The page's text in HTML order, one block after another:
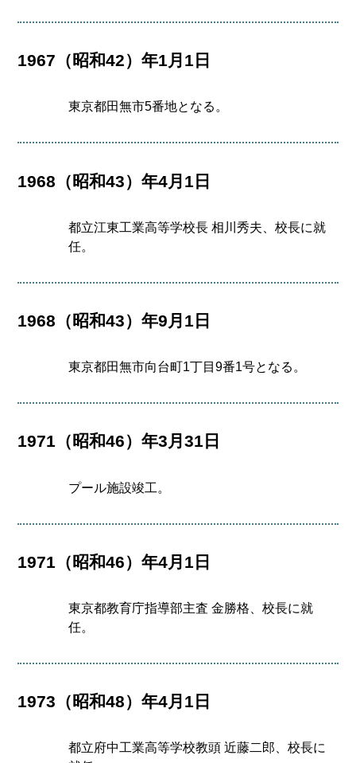
1967（昭和42）年1月1日
東京都田無市5番地となる。
1968（昭和43）年4月1日
都立江東工業高等学校長 相川秀夫、校長に就
任。
1968（昭和43）年9月1日
東京都田無市向台町1丁目9番1号となる。
1971（昭和46）年3月31日
プール施設竣工。
1971（昭和46）年4月1日
東京都教育庁指導部主査 金勝格、校長に就
任。
1973（昭和48）年4月1日
都立府中工業高等学校教頭 近藤二郎、校長に